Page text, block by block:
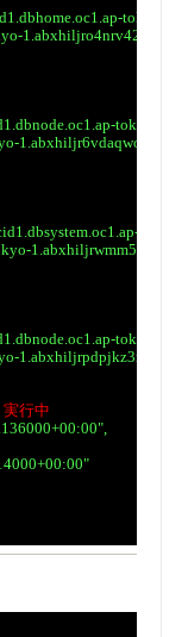
tokyo-
tokyo-
tokyo-
tokyo-
実行中